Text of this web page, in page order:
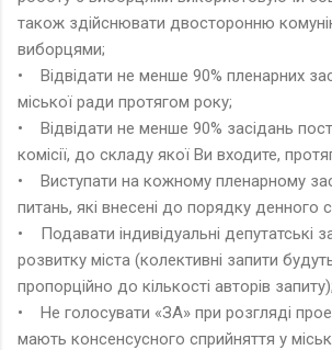
також здійснювати двосторонню
виборцями;
• Відвідати не менше 90% пленарних
міської ради протягом року;
• Відвідати не менше 90% засідань
комісії, до складу якої Ви входите,
• Виступати на кожному пленарному
питань, які внесені до порядку денного
• Подавати індивідуальні депутатські
розвитку міста (колективні запити
пропорційно до кількості авторів запиту);
• Не голосувати «ЗА» при розгляді
мають консенсусного сприйняття у